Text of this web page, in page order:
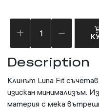
Description
Клинът Luna Fit
изискан минимализъм.
материя с мека